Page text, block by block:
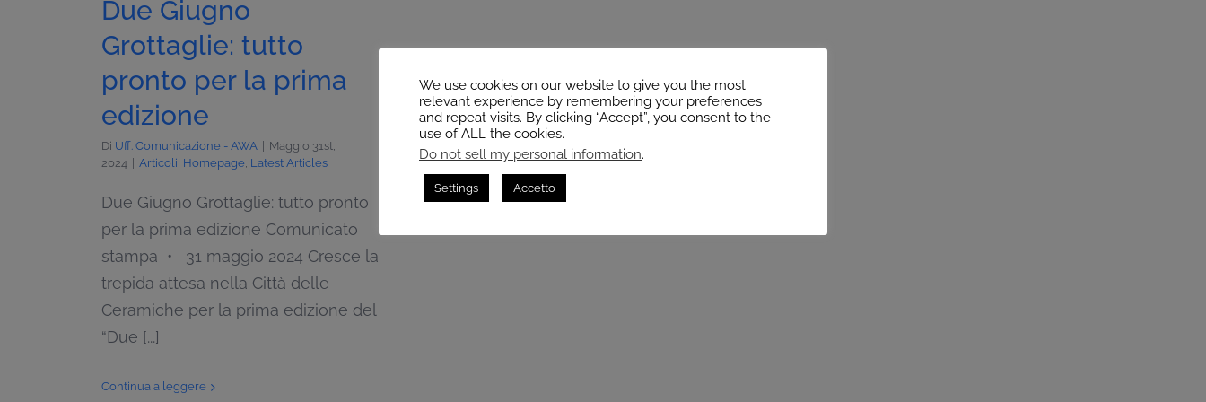
Due Giugno
Grottaglie: tutto
pronto per la prima
edizione
Di Uff. Comunicazione - AWA
Maggio 31st,
2024
Articoli, Homepage, Latest Articles
Due Giugno Grottaglie: tutto pronto
per la prima edizione Comunicato
stampa • 31 maggio 2024 Cresce la
trepida attesa nella Città delle
Ceramiche per la prima edizione del
“Due [...]
Continua a leggere
We use cookies on our website to give you the most
relevant experience by remembering your preferences
and repeat visits. By clicking “Accept”, you consent to the
use of ALL the cookies.
Do not sell my personal information.
Settings Accetto